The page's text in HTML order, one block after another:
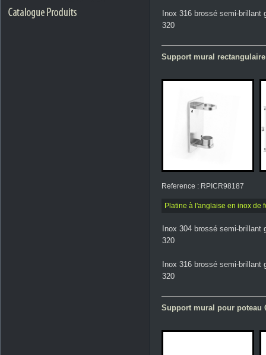
Inox 316 brossé semi-brillant
320
Support mural
Reference : RPICR98187
Platine à l'anglaise en inox de
Inox 304 brossé semi-brillant
320
Inox 316 brossé semi-brillant
320
Support mural pour poteau